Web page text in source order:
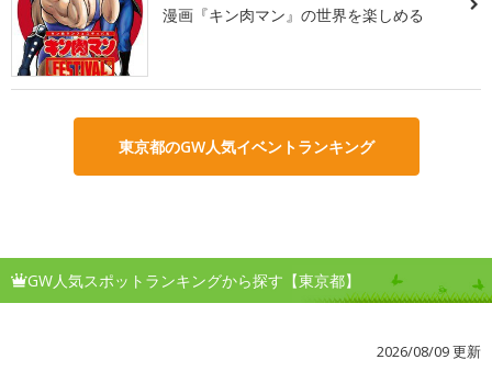
漫画『キン肉マン』の世界を楽しめる
東京都のGW人気イベントランキング
GW人気スポットランキングから探す【東京都】
2026/08/09 更新